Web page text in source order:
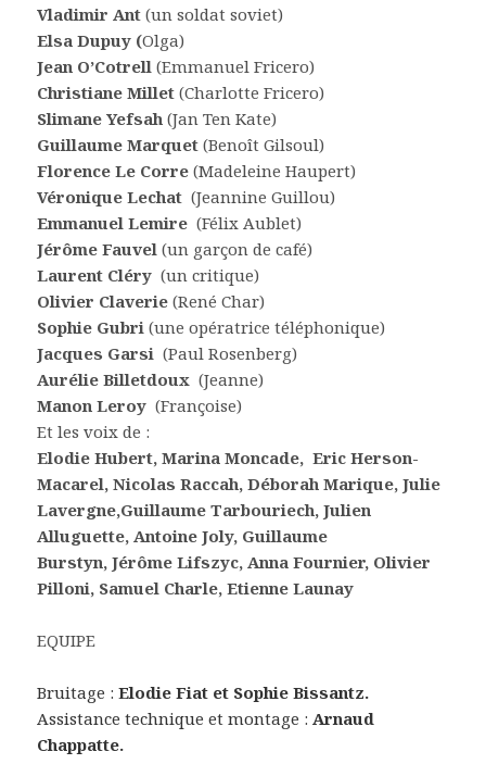
Vladimir Ant (un soldat soviet)
Elsa Dupuy (Olga)
Jean O’Cotrell (Emmanuel Fricero)
Christiane Millet (Charlotte Fricero)
Slimane Yefsah (Jan Ten Kate)
Guillaume Marquet (Benoît Gilsoul)
Florence Le Corre (Madeleine Haupert)
Véronique Lechat (Jeannine Guillou)
Emmanuel Lemire (Félix Aublet)
Jérôme Fauvel (un garçon de café)
Laurent Cléry (un critique)
Olivier Claverie (René Char)
Sophie Gubri (une opératrice téléphonique)
Jacques Garsi (Paul Rosenberg)
Aurélie Billetdoux (Jeanne)
Manon Leroy (Françoise)
Et les voix de :
Elodie Hubert, Marina Moncade, Eric Herson-
Macarel,Nicolas Raccah, Déborah Marique, Julie
Lavergne,Guillaume Tarbouriech, Julien
Alluguette, Antoine Joly, Guillaume
Burstyn, Jérôme Lifszyc, Anna Fournier, Olivier
Pilloni, Samuel Charle, Etienne Launay
EQUIPE
Bruitage :Elodie Fiat et Sophie Bissantz.
Assistance technique et montage : Arnaud
Chappatte.